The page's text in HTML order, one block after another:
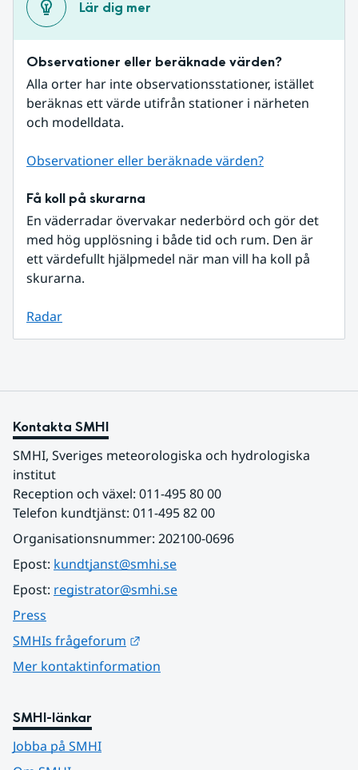
Lär dig mer
Observationer eller beräknade värden?
Alla orter har inte observationsstationer, istället
beräknas ett värde utifrån stationer i närheten
och modelldata.
Observationer eller beräknade värden?
Få koll på skurarna
En väderradar övervakar nederbörd och gör det
med hög upplösning i både tid och rum. Den är
ett värdefullt hjälpmedel när man vill ha koll på
skurarna.
Radar
Kontakta SMHI
SMHI, Sveriges meteorologiska och hydrologiska
institut
Reception och växel: 011-495 80 00
Telefon kundtjänst: 011-495 82 00
Organisationsnummer: 202100-0696
Epost: kundtjanst@smhi.se
Epost: registrator@smhi.se
Press
SMHIs frågeforum
Mer kontaktinformation
SMHI-länkar
Jobba på SMHI